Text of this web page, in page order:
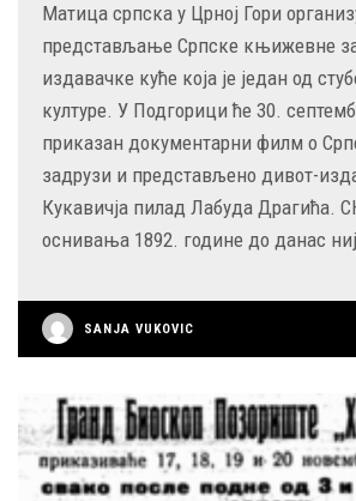
Матица српска у Црној Гори
представљање Српске књижевне
издавачке куће која је један од
културе. У Подгорици ће 30.
приказан документарни филм о
задрузи и представљено дивот-
Кукавичја пилад Лабуда Драгића.
оснивања 1892. године до данас
SANJA VUKOVIC